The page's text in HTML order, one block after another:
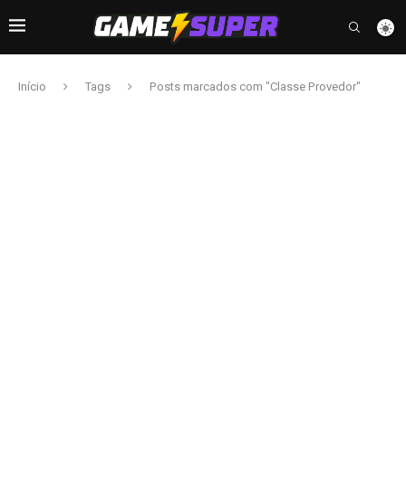
Início Tags Posts marcados com "Classe Provedor"